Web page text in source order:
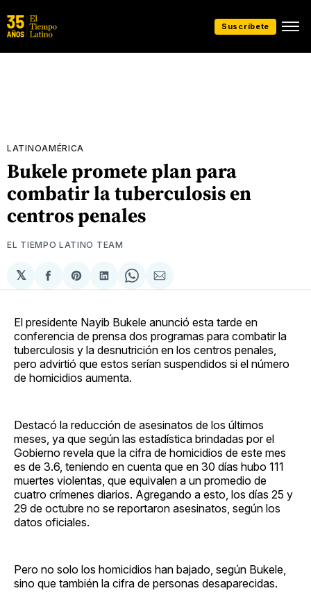
Suscríbete
LATINOAMÉRICA
Bukele promete plan para
combatir la tuberculosis en
centros penales
EL TIEMPO LATINO TEAM
𝕏
Compartir
en
Share
on
Compartir
en
Share
on
Compartir
via
El presidente Nayib Bukele anunció esta tarde en
conferencia de prensa dos programas para combatir la
tuberculosis y la desnutrición en los centros penales,
pero advirtió que estos serían suspendidos si el número
de homicidios aumenta.
Destacó la reducción de asesinatos de los últimos
meses, ya que según las estadística brindadas por el
Gobierno revela que la cifra de homicidios de este mes
es de 3.6, teniendo en cuenta que en 30 días hubo 111
muertes violentas, que equivalen a un promedio de
cuatro crímenes diarios. Agregando a esto, los días 25 y
29 de octubre no se reportaron asesinatos, según los
datos oficiales.
Pero no solo los homicidios han bajado, según Bukele,
sino que también la cifra de personas desaparecidas.